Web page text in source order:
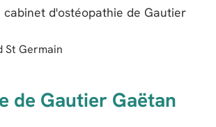
d'ostéopathie de Gautier
St Germain
de Gautier Gaëtan